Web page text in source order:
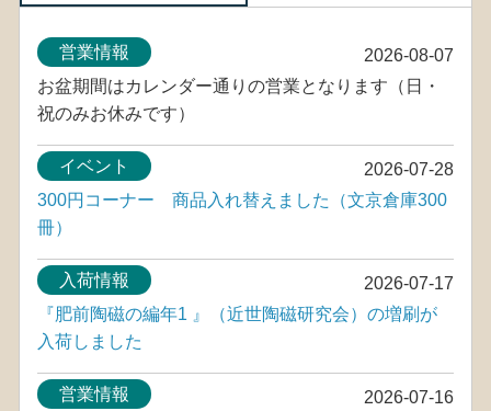
2026-08-07
営業情報
お盆期間はカレンダー通りの営業となります（日・
祝のみお休みです）
2026-07-28
イベント
300円コーナー 商品入れ替えました（文京倉庫300
冊）
2026-07-17
入荷情報
『肥前陶磁の編年1 』（近世陶磁研究会）の増刷が
入荷しました
2026-07-16
営業情報